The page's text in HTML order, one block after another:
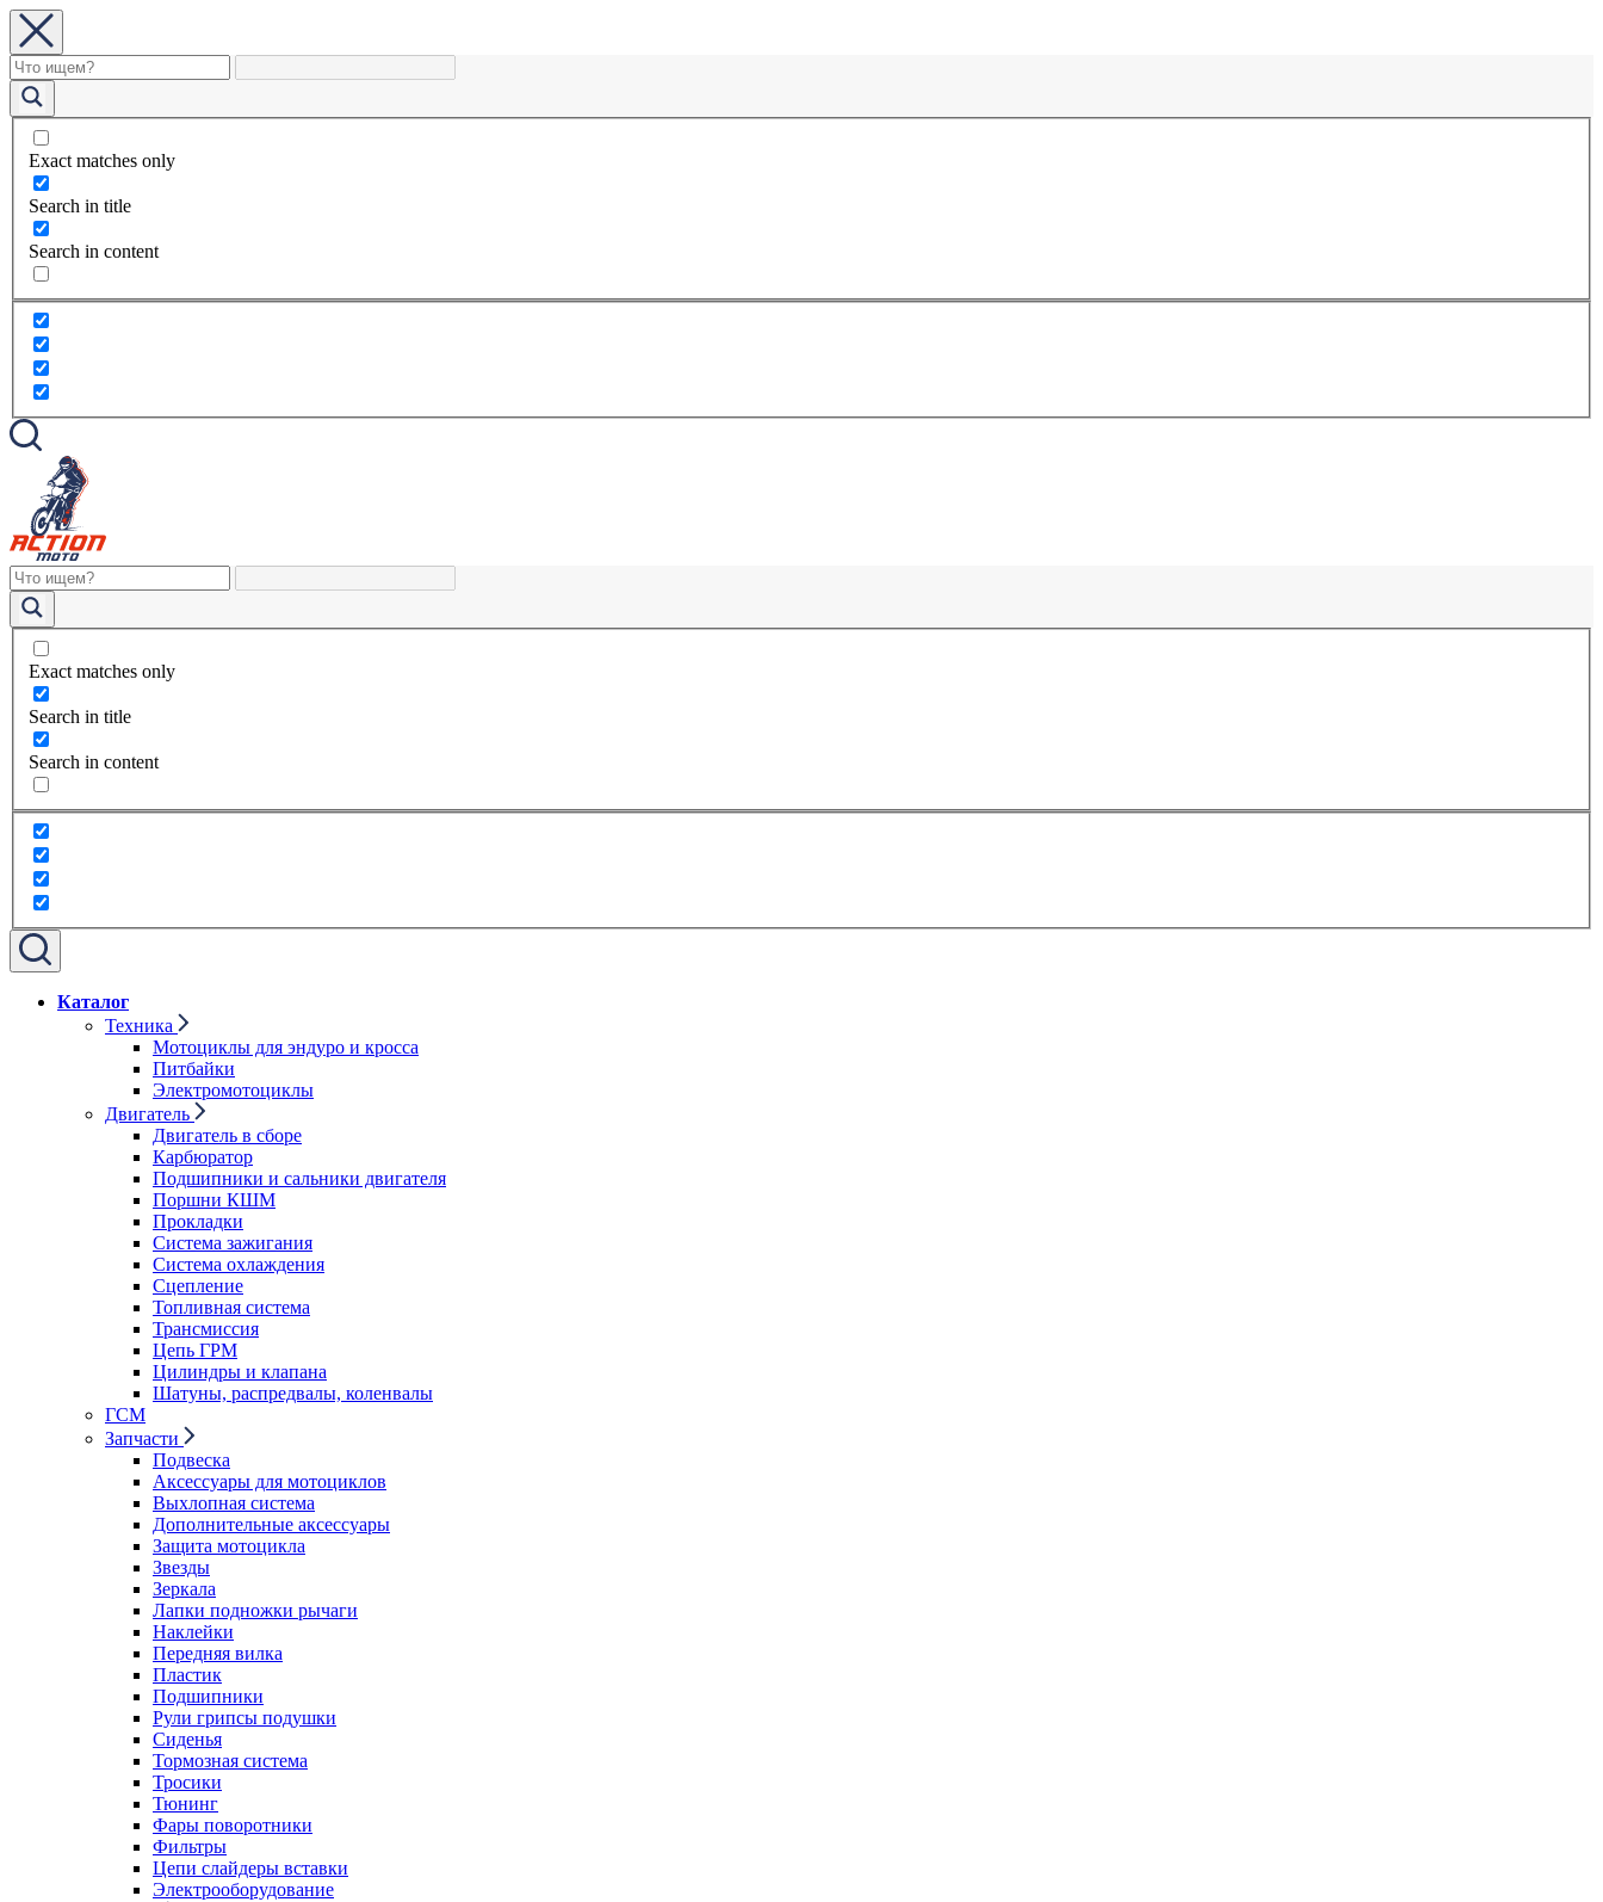
Exact matches only
Search in title
Search in content
Exact matches only
Search in title
Search in content
Каталог
Техника
Мотоциклы для эндуро и кросса
Питбайки
Электромотоциклы
Двигатель
Двигатель в сборе
Карбюратор
Подшипники и сальники двигателя
Поршни КШМ
Прокладки
Система зажигания
Система охлаждения
Сцепление
Топливная система
Трансмиссия
Цепь ГРМ
Цилиндры и клапана
Шатуны, распредвалы, коленвалы
ГСМ
Запчасти
Подвеска
Аксессуары для мотоциклов
Выхлопная система
Дополнительные аксессуары
Защита мотоцикла
Звезды
Зеркала
Лапки подножки рычаги
Наклейки
Передняя вилка
Пластик
Подшипники
Рули грипсы подушки
Сиденья
Тормозная система
Тросики
Тюнинг
Фары поворотники
Фильтры
Цепи слайдеры вставки
Электрооборудование